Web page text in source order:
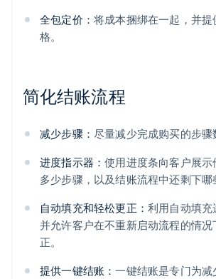
全包定价： 将成本捆绑在一起，并提
格。
简化结账流程
减少步骤： 尽量减少完成购买的步骤
进度指示器：使用进度条向客户展示
多少步骤，以及结账流程中还剩下哪
自动填充和轻松更正： 利用自动填充
并允许客户在不重新启动流程的情况
正。
提供一键结账：一键结账是专门为